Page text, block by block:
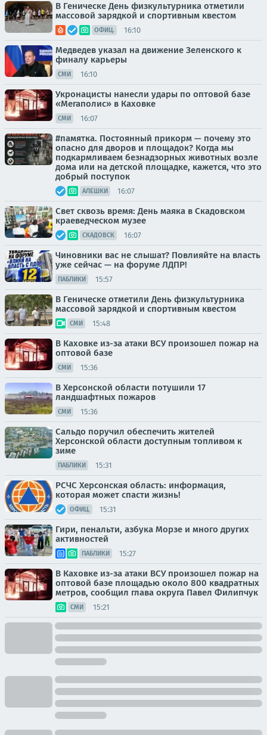
В Геническе День физкультурника отметили
массовой зарядкой и спортивным квестом
ОФИЦ. 16:10
Медведев указал на движение Зеленского к
финалу карьеры
СМИ 16:10
Укронацисты нанесли удары по оптовой базе
«Мегаполис» в Каховке
СМИ 16:07
#памятка. Постоянный прикорм — почему это
опасно для дворов и площадок? Когда мы
подкармливаем безнадзорных животных возле
дома или на детской площадке, кажется, что это
добрый поступок
АЛЕШКИ 16:07
Свет сквозь время: День маяка в Скадовском
краеведческом музее
СКАДОВСК 16:07
Чиновники вас не слышат? Повлияйте на власть
уже сейчас — на форуме ЛДПР!
ПАБЛИКИ 15:57
В Геническе отметили День физкультурника
массовой зарядкой и спортивным квестом
СМИ 15:48
В Каховке из-за атаки ВСУ произошел пожар на
оптовой базе
СМИ 15:36
В Херсонской области потушили 17
ландшафтных пожаров
СМИ 15:36
Сальдо поручил обеспечить жителей
Херсонской области доступным топливом к
зиме
ПАБЛИКИ 15:31
РСЧС Херсонская область: информация,
которая может спасти жизнь!
ОФИЦ. 15:31
Гири, пенальти, азбука Морзе и много других
активностей
ПАБЛИКИ 15:27
В Каховке из-за атаки ВСУ произошел пожар на
оптовой базе площадью около 800 квадратных
метров, сообщил глава округа Павел Филипчук
СМИ 15:21